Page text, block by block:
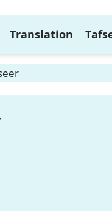
Translation